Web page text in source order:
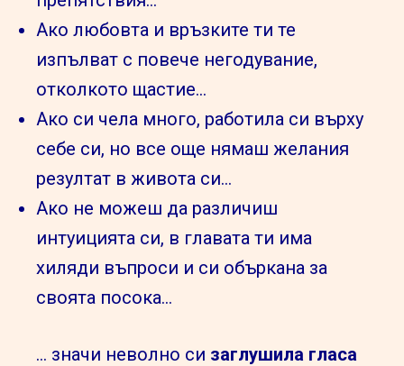
Ако любовта и връзките ти те
изпълват с повече негодувание,
отколкото щастие…
Ако си чела много, работила си върху
себе си, но все още нямаш желания
резултат в живота си…
Ако не можеш да различиш
интуицията си, в главата ти има
хиляди въпроси и си объркана за
своята посока…
… значи неволно си заглушила гласа